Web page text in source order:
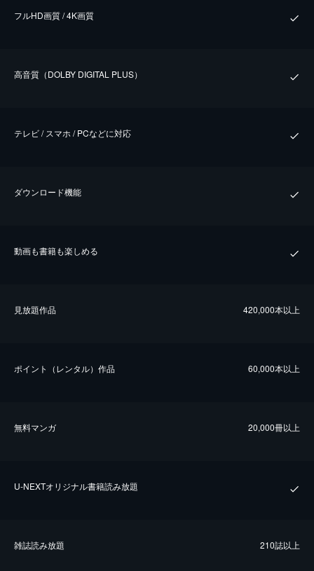
フルHD画質 / 4K画質
⾼⾳質（DOLBY DIGITAL PLUS）
テレビ / スマホ / PCなどに対応
ダウンロード機能
動画も書籍も楽しめる
⾒放題作品 420,000本以上
ポイント（レンタル）作品 60,000本以上
無料マンガ 20,000冊以上
U-NEXTオリジナル書籍読み放題
雑誌読み放題 210誌以上